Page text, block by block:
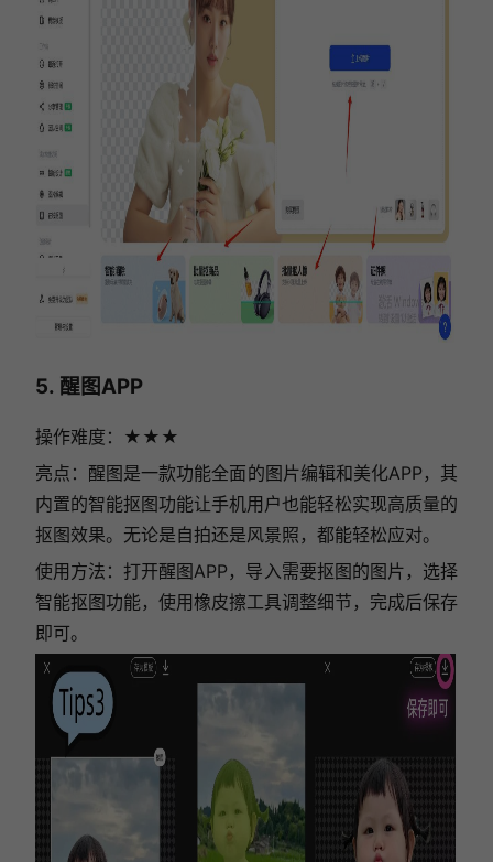
5. 醒图APP
操作难度：★★ ★
亮点：醒图是一款功能全面的图片编辑和美化APP，其
内置的智能抠图功能让手机用户也能轻松实现高质量的
抠图效果。无论是自拍还是风景照，都能轻松应对。
使用方法：打开醒图APP，导入需要抠图的图片，选择
智能抠图功能，使用橡皮擦工具调整细节，完成后保存
即可。